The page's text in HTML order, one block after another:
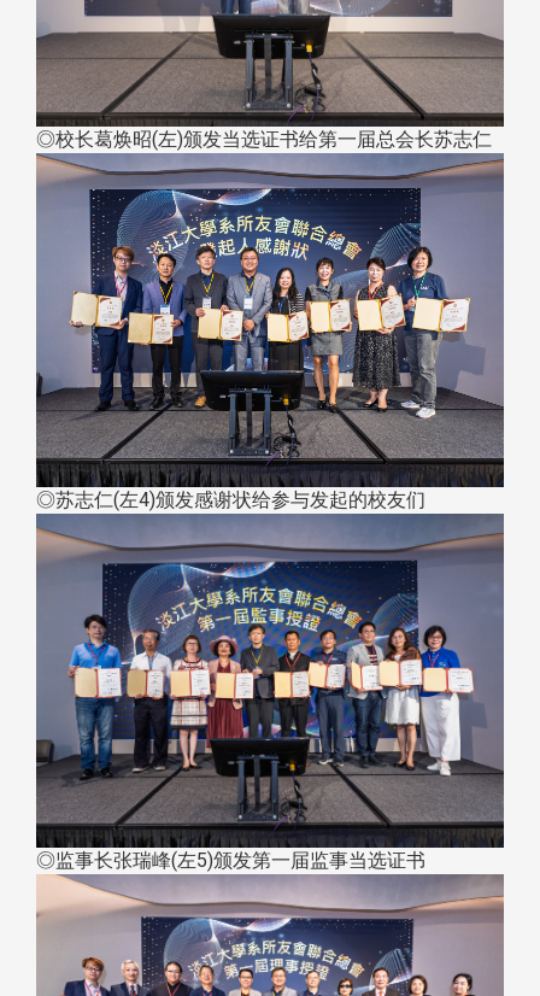
◎校长葛焕昭(左)颁发当选证书给第一届总会长苏志仁
◎苏志仁(左4)颁发感谢状给参与发起的校友们
◎监事长张瑞峰(左5)颁发第一届监事当选证书